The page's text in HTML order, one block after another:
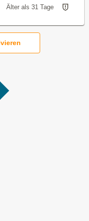
Älter als 31 Tage